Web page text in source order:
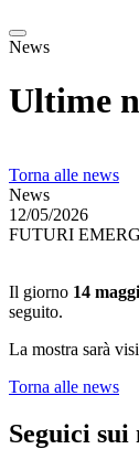
News
Ultime
Torna alle news
News
12/05/2026
FUTURI
Il giorno 14
seguito.
La mostra sarà
Torna alle news
Seguici sui